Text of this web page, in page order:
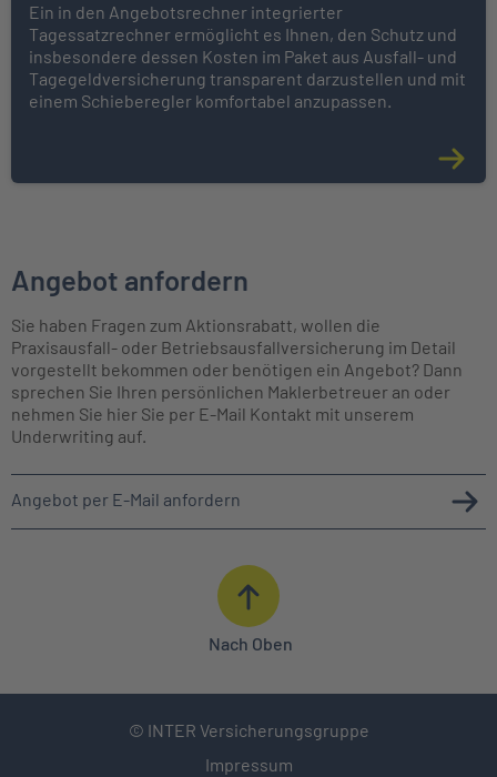
Ein in den Angebotsrechner integrierter
Tagessatzrechner ermöglicht es Ihnen, den Schutz und
insbesondere dessen Kosten im Paket aus Ausfall- und
Tagegeldversicherung transparent darzustellen und mit
einem Schieberegler komfortabel anzupassen.
Angebot anfordern
Sie haben Fragen zum Aktionsrabatt, wollen die
Praxisausfall- oder Betriebsausfallversicherung im Detail
vorgestellt bekommen oder benötigen ein Angebot? Dann
sprechen Sie Ihren persönlichen Maklerbetreuer an oder
nehmen Sie hier Sie per E-Mail Kontakt mit unserem
Underwriting auf.
Angebot per E-Mail anfordern
Nach Oben
© INTER Versicherungsgruppe
Impressum